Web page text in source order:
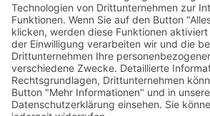
Alle Ausstellungsorte
Cookie-Einstellungen